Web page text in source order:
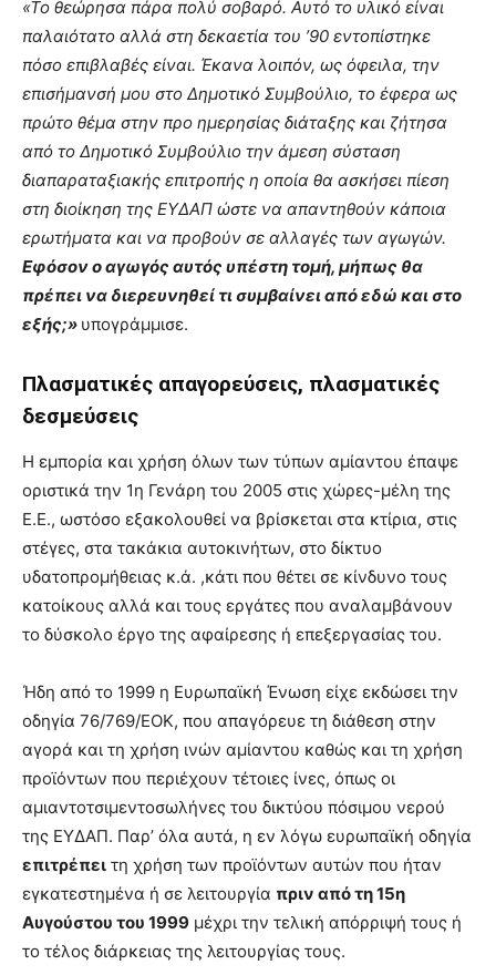
«Το θεώρησα πάρα πολύ σοβαρό. Αυτό το υλικό είναι
παλαιότατο αλλά στη δεκαετία του ’90 εντοπίστηκε
πόσο επιβλαβές είναι. Έκανα λοιπόν, ως όφειλα, την
επισήμανσή μου στο Δημοτικό Συμβούλιο, το έφερα ως
πρώτο θέμα στην προ ημερησίας διάταξης και ζήτησα
από το Δημοτικό Συμβούλιο την άμεση σύσταση
διαπαραταξιακής επιτροπής η οποία θα ασκήσει πίεση
στη διοίκηση της ΕΥΔΑΠ ώστε να απαντηθούν κάποια
ερωτήματα και να προβούν σε αλλαγές των αγωγών.
Εφόσον ο αγωγός αυτός υπέστη τομή, μήπως θα
πρέπει να διερευνηθεί τι συμβαίνει από εδώ και στο
εξής;» υπογράμμισε.
Πλασματικές απαγορεύσεις, πλασματικές
δεσμεύσεις
Η εμπορία και χρήση όλων των τύπων αμίαντου έπαψε
οριστικά την 1η Γενάρη του 2005 στις χώρες-μέλη της
Ε.Ε., ωστόσο εξακολουθεί να βρίσκεται στα κτίρια, στις
στέγες, στα τακάκια αυτοκινήτων, στο δίκτυο
υδατοπρομήθειας κ.ά. ,κάτι που θέτει σε κίνδυνο τους
κατοίκους αλλά και τους εργάτες που αναλαμβάνουν
το δύσκολο έργο της αφαίρεσης ή επεξεργασίας του.
Ήδη από το 1999 η Ευρωπαϊκή Ένωση είχε εκδώσει την
οδηγία 76/769/ΕΟΚ, που απαγόρευε τη διάθεση στην
αγορά και τη χρήση ινών αμίαντου καθώς και τη χρήση
προϊόντων που περιέχουν τέτοιες ίνες, όπως οι
αμιαντοτσιμεντοσωλήνες του δικτύου πόσιμου νερού
της ΕΥΔΑΠ. Παρ’ όλα αυτά, η εν λόγω ευρωπαϊκή οδηγία
επιτρέπει τη χρήση των προϊόντων αυτών που ήταν
εγκατεστημένα ή σε λειτουργία πριν από τη 15η
Αυγούστου του 1999 μέχρι την τελική απόρριψή τους ή
το τέλος διάρκειας της λειτουργίας τους.